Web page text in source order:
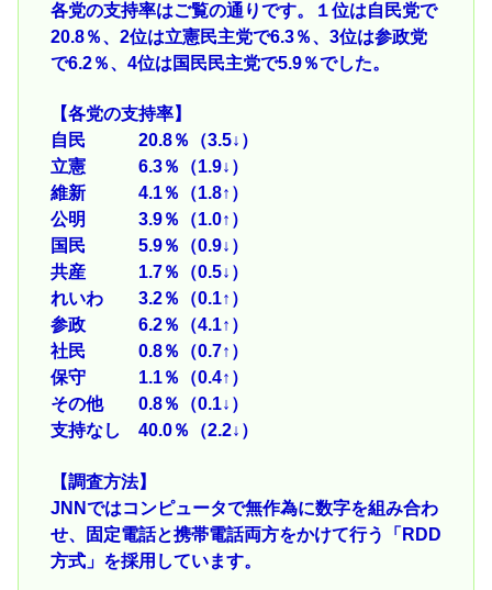
各党の支持率はご覧の通りです。１位は自民党で
20.8％、2位は立憲民主党で6.3％、3位は参政党
で6.2％、4位は国民民主党で5.9％でした。
【各党の支持率】
自民 20.8％（3.5↓）
立憲 6.3％（1.9↓）
維新 4.1％（1.8↑）
公明 3.9％（1.0↑）
国民 5.9％（0.9↓）
共産 1.7％（0.5↓）
れいわ 3.2％（0.1↑）
参政 6.2％（4.1↑）
社民 0.8％（0.7↑）
保守 1.1％（0.4↑）
その他 0.8％（0.1↓）
支持なし 40.0％（2.2↓）
【調査方法】
JNNではコンピュータで無作為に数字を組み合わ
せ、固定電話と携帯電話両方をかけて行う「RDD
方式」を採用しています。